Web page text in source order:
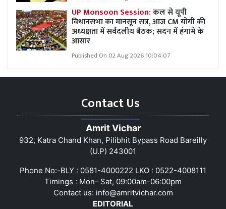
UP Monsoon Session:कल से यूपी
विधानसभा का मानसून सत्र, आज CM योगी की
अध्यक्षता में सर्वदलीय बैठक; सदन में हंगामे के
आसार
Published On 02 Aug 2026 10:04:07
Contact Us
Amrit Vichar
932, Katra Chand Khan, Pilibhit Bypass Road Bareilly
(U.P) 243001
Phone No:-BLY : 0581-4000222 LKO : 0522-4008111
Timings : Mon- Sat, 09:00am-06:00pm
Contact us: info@amritvichar.com
EDITORIAL